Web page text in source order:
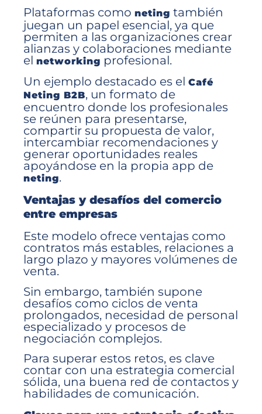
Plataformas como neting también
juegan un papel esencial, ya que
permiten a las organizaciones crear
alianzas y colaboraciones mediante
el networking profesional.
Un ejemplo destacado es el Café
Neting B2B, un formato de
encuentro donde los profesionales
se reúnen para presentarse,
compartir su propuesta de valor,
intercambiar recomendaciones y
generar oportunidades reales
apoyándose en la propia app de
neting.
Ventajas y desafíos del comercio
entre empresas
Este modelo ofrece ventajas como
contratos más estables, relaciones a
largo plazo y mayores volúmenes de
venta.
Sin embargo, también supone
desafíos como ciclos de venta
prolongados, necesidad de personal
especializado y procesos de
negociación complejos.
Para superar estos retos, es clave
contar con una estrategia comercial
sólida, una buena red de contactos y
habilidades de comunicación.